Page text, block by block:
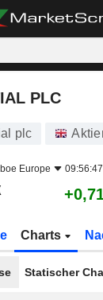
PLC
plc
Europe
Charts
Statischer